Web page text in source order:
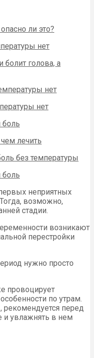
неприятных
возможно,
стадии.
возникают
перестройки
нужно просто
провоцирует
по утрам.
перед
и увлажнять в нем